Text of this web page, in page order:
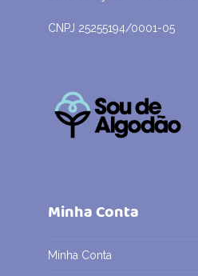
CNPJ 25255194/0001-05
Minha Conta
Minha Conta